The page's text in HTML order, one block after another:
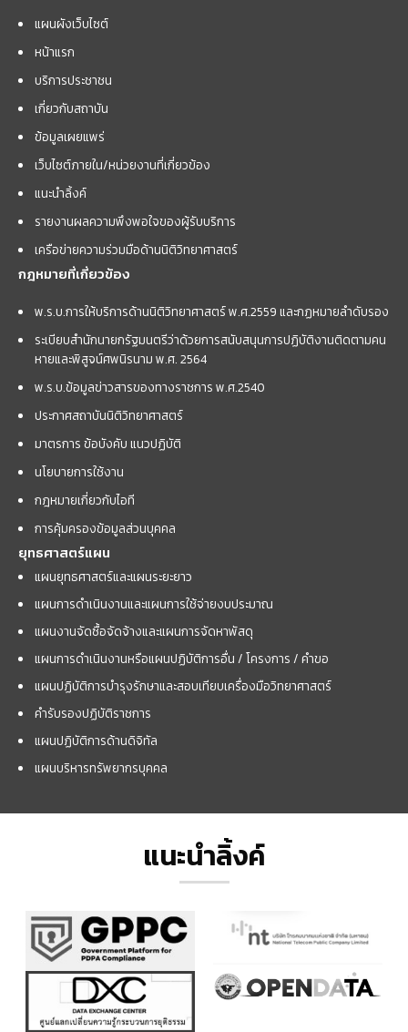
แผนผังเว็บไซต์
หน้าแรก
บริการประชาชน
เกี่ยวกับสถาบัน
ข้อมูลเผยแพร่
เว็บไซต์ภายใน/หน่วยงานที่เกี่ยวข้อง
แนะนำลิ้งค์
รายงานผลความพึงพอใจของผู้รับบริการ
เครือข่ายความร่วมมือด้านนิติวิทยาศาสตร์
กฎหมายที่เกี่ยวข้อง
พ.ร.บ.การให้บริการด้านนิติวิทยาศาสตร์ พ.ศ.2559 และกฏหมายลำดับรอง
ระเบียบสำนักนายกรัฐมนตรีว่าด้วยการสนับสนุนการปฏิบัติงานติดตามคน
หายและพิสูจน์ศพนิรนาม พ.ศ. 2564
พ.ร.บ.ข้อมูลข่าวสารของทางราชการ พ.ศ.2540
ประกาศสถาบันนิติวิทยาศาสตร์
มาตรการ ข้อบังคับ แนวปฏิบัติ
นโยบายการใช้งาน
กฎหมายเกี่ยวกับไอที
การคุ้มครองข้อมูลส่วนบุคคล
ยุทธศาสตร์แผน
แผนยุทธศาสตร์และแผนระยะยาว
แผนการดำเนินงานและแผนการใช้จ่ายงบประมาณ
แผนงานจัดซื้อจัดจ้างและแผนการจัดหาพัสดุ
แผนการดำเนินงานหรือแผนปฏิบัติการอื่น / โครงการ / คำขอ
แผนปฏิบัติการบำรุงรักษาและสอบเทียบเครื่องมือวิทยาศาสตร์
คำรับรองปฏิบัติราชการ
แผนปฏิบัติการด้านดิจิทัล
แผนบริหารทรัพยากรบุคคล
แนะนำลิ้งค์